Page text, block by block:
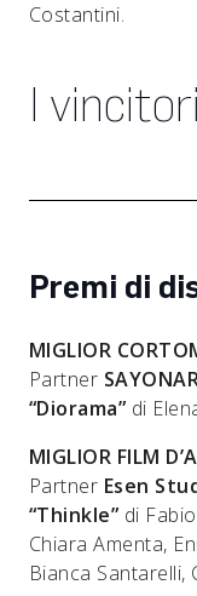
Costantini.
I
Premi di
MIGLIOR
Partner
“Diorama” di
MIGLIOR FILM
Partner Esen
“Thinkle” di
Chiara Amenta,
Bianca Santarelli,